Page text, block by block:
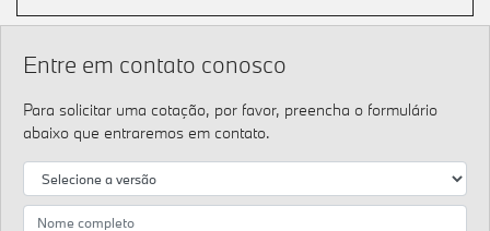
Entre em contato conosco
Para solicitar uma cotação, por favor, preencha o formulário
abaixo que entraremos em contato.